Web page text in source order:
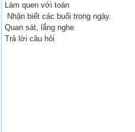
Làm quen với toán
Nhận biết các buổi trong ngày.
Quan sát, lắng nghe
Trả lời câu hỏi